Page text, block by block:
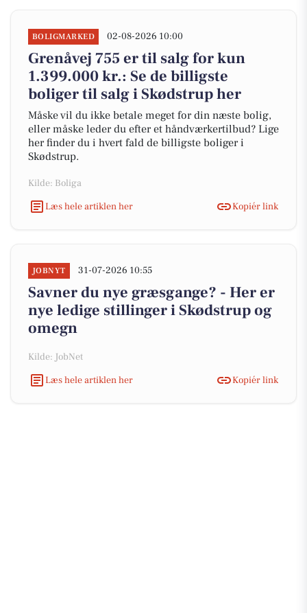
BOLIGMARKED 02-08-2026 10:00
Grenåvej 755 er til salg for kun
1.399.000 kr.: Se de billigste
boliger til salg i Skødstrup her
Måske vil du ikke betale meget for din næste bolig,
eller måske leder du efter et håndværkertilbud? Lige
her finder du i hvert fald de billigste boliger i
Skødstrup.
Kilde: Boliga
Læs hele artiklen her
Kopiér link
JOBNYT 31-07-2026 10:55
Savner du nye græsgange? - Her er
nye ledige stillinger i Skødstrup og
omegn
Kilde: JobNet
Læs hele artiklen her
Kopiér link